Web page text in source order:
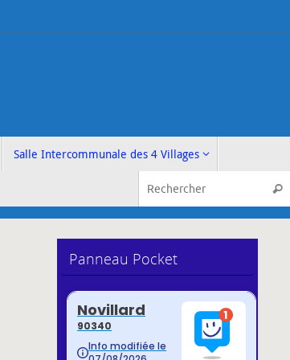
Salle Intercommunale des 4 Villages
Panneau Pocket